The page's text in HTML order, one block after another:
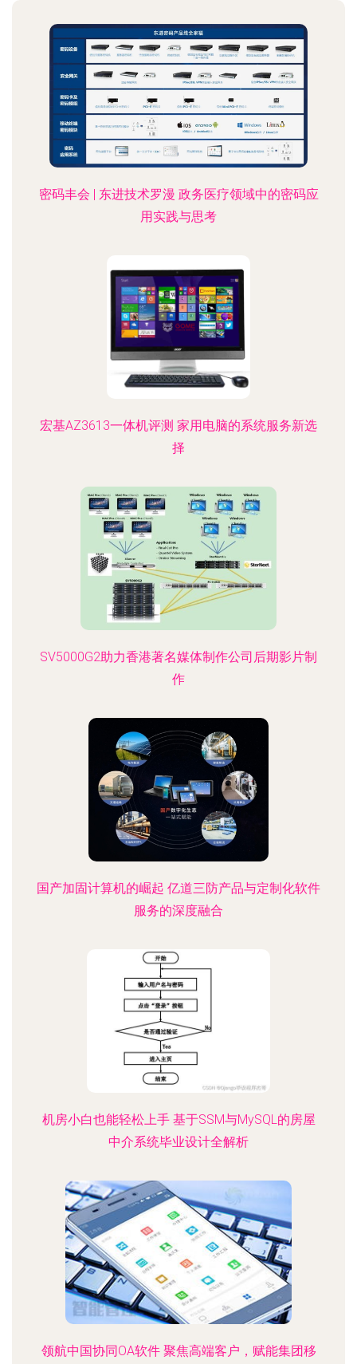
密码丰会 | 东进技术罗漫 政务医疗领域中的密码应
用实践与思考
宏基AZ3613一体机评测 家用电脑的系统服务新选
择
SV5000G2助力香港著名媒体制作公司后期影片制
作
国产加固计算机的崛起 亿道三防产品与定制化软件
服务的深度融合
机房小白也能轻松上手 基于SSM与MySQL的房屋
中介系统毕业设计全解析
领航中国协同OA软件 聚焦高端客户，赋能集团移